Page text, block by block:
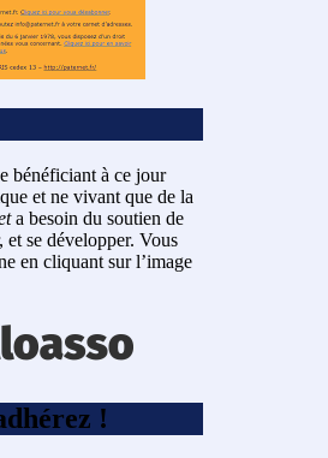
bénéficiant à ce jour
et ne vivant que de la
a besoin du soutien de
et se développer. Vous
en cliquant sur l’image
!